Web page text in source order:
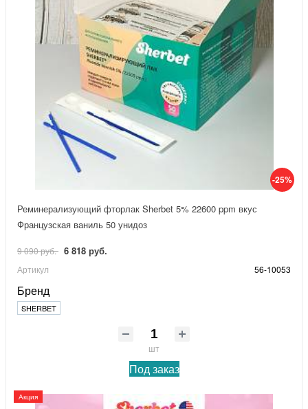
-25%
Реминерализующий фторлак Sherbet 5% 22600 ppm вкус
Французская ваниль 50 унидоз
9 090 руб. 6 818 руб.
Артикул 56-10053
Бренд
SHERBET
шт
Под заказ
Акция